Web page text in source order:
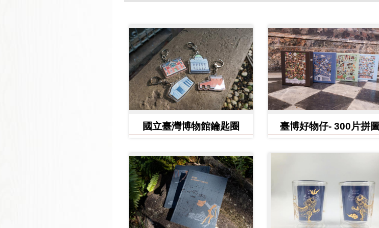
國立臺灣博物館鑰匙圈 臺博好物仔- 300片拼圖